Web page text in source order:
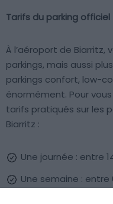
Tarifs du parking officiel
À l’aéroport de Biarritz,
parkings, mais aussi
parkings confort, low-
énormément. Pour
tarifs pratiqués sur les
Biarritz :
Une journée : entre
Une semaine :